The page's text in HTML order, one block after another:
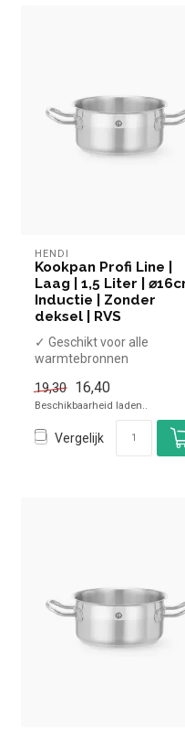
HENDI
Kookpan Profi Line |
Laag | 1,5 Liter |
Inductie | Zonder
deksel | RVS
✓ Geschikt voor alle
warmtebronnen
handgrepen
x Zonder dekse...
19,30 16,40
Beschikbaarheid laden..
Vergelijk